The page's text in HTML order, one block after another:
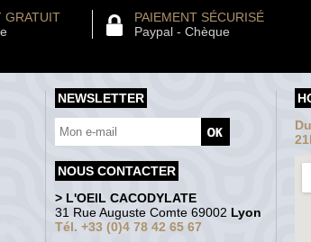
GRATUIT
PAIEMENT SÉCURISÉ
Paypal - Chèque
NEWSLETTER
NOUS CONTACTER
> L'OEIL CACODYLATE
31 Rue Auguste Comte 69002 Lyon
Tél. +33 (0)4 78 42 65 67